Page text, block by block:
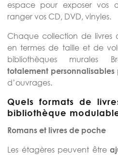
espace pour exposer vos
ranger vos CD, DVD, vinyles.
Chaque collection de livres
en termes de taille et de
bibliothèques murales
totalement personnalisables
d’ouvrages.
Quels formats de
bibliothèque
Romans et livres de poche
Les étagères peuvent être